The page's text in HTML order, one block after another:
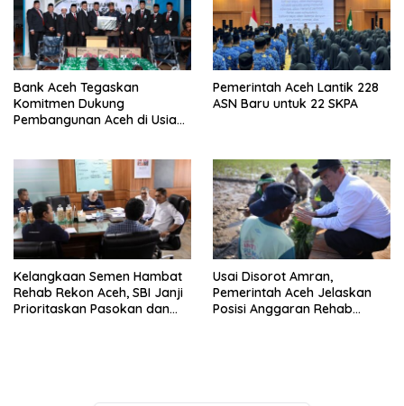
Bank Aceh Tegaskan
Komitmen Dukung
Pembangunan Aceh di Usia
Pemerintah Aceh Lantik 228
ASN Baru untuk 22 SKPA
Kelangkaan Semen Hambat
Rehab Rekon Aceh, SBI Janji
Prioritaskan Pasokan dan
Usai Disorot Amran,
Pemerintah Aceh Jelaskan
Posisi Anggaran Rehab